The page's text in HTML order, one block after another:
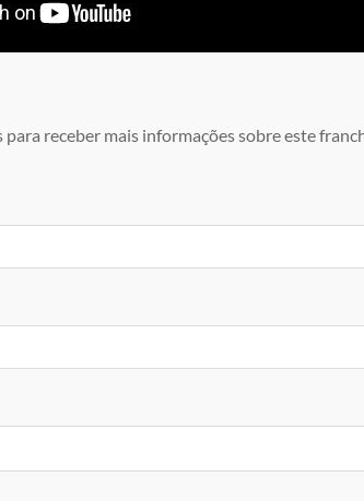
para receber mais informações sobre este